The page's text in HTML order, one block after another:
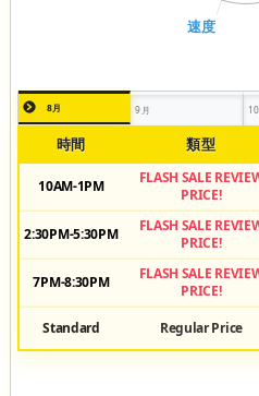
8月 9月
時間 類型
10AM-1PM
FLASH SALE
PRICE!
2:30PM-5:30PM
FLASH SALE
PRICE!
7PM-8:30PM
FLASH SALE
PRICE!
Standard Regular Price